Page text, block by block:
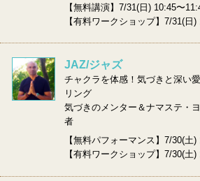
【無料講演】7/31(日) 10:45〜
【有料ワークショップ】7/31(日
JAZ/ジャズ
チャクラを体感！気づきと深い
リング
気づきのメンター＆ナマステ・
者
【無料パフォーマンス】7/30(土
【有料ワークショップ】7/30(土